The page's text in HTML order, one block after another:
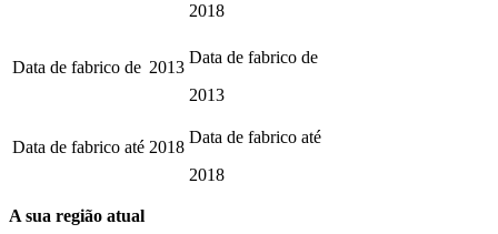
2018
Data de fabrico de 2013
Data de fabrico de
2013
Data de fabrico até 2018
Data de fabrico até
2018
A sua região atual